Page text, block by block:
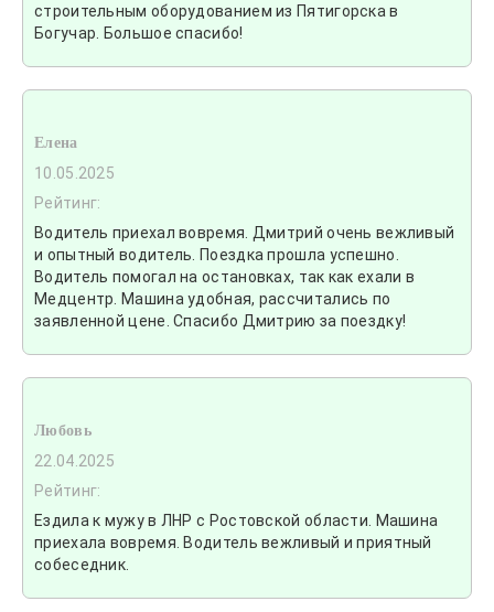
строительным оборудованием из Пятигорска в
Богучар. Большое спасибо!
Елена
10.05.2025
Рейтинг:
Водитель приехал вовремя. Дмитрий очень вежливый
и опытный водитель. Поездка прошла успешно.
Водитель помогал на остановках, так как ехали в
Медцентр. Машина удобная, рассчитались по
заявленной цене. Спасибо Дмитрию за поездку!
Любовь
22.04.2025
Рейтинг:
Ездила к мужу в ЛНР с Ростовской области. Машина
приехала вовремя. Водитель вежливый и приятный
собеседник.